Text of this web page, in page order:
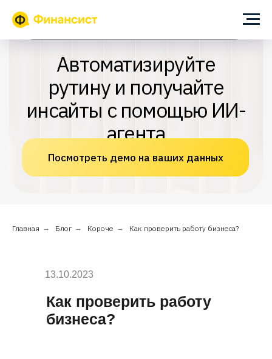
ИИ-помощник для собственника и финансового директора
Автоматизируйте
рутину и получайте
инсайты с помощью ИИ-
агента
Посмотреть демо на ваших данных
Главная → Блог → Короче → Как проверить работу бизнеса?
Как проверить работу
бизнеса?
13.10.2023